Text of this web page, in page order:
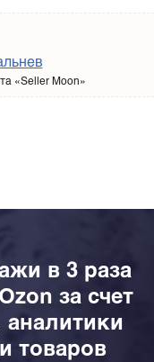
«Seller Moon»
в 3 раза
за счет
аналитики
товаров